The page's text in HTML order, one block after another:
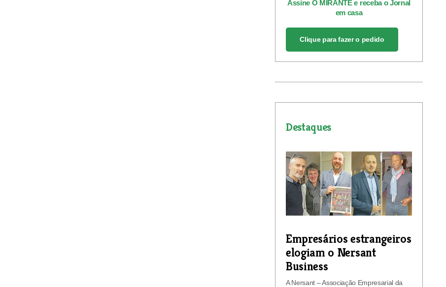
Assine O MIRANTE e receba o Jornal
em casa
Clique para fazer o pedido
Destaques
Empresários estrangeiros
elogiam o Nersant
Business
A Nersant – Associação Empresarial da